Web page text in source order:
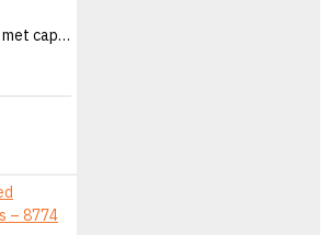
Comfortabele trui met capuchon